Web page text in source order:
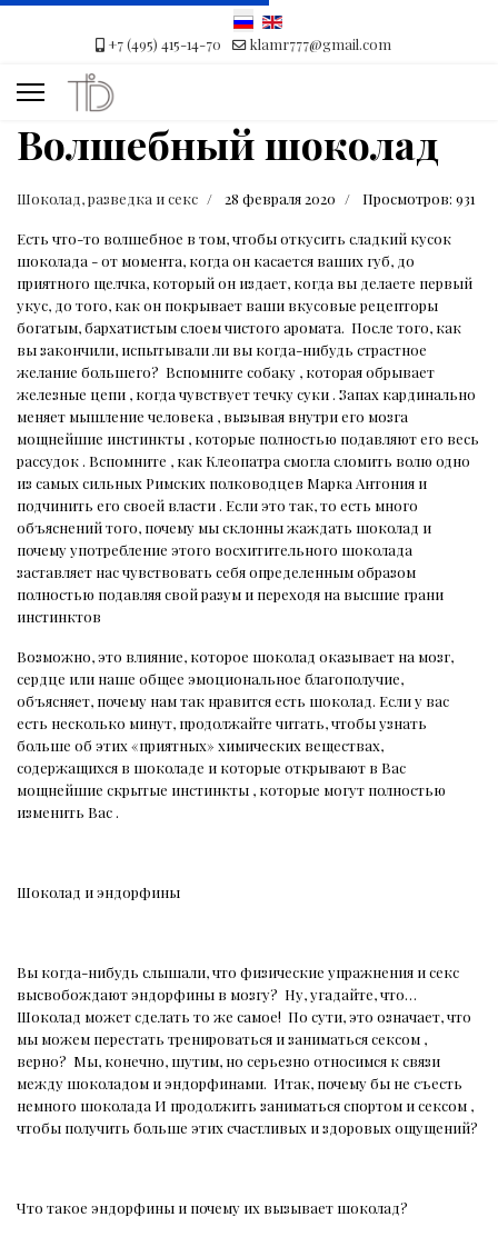
+7 (495) 415-14-70 klamr777@gmail.com
Волшебный шоколад
Шоколад, разведка и секс 28 февраля 2020 Просмотров: 931
Есть что-то волшебное в том, чтобы откусить сладкий кусок
шоколада - от момента, когда он касается ваших губ, до
приятного щелчка, который он издает, когда вы делаете первый
укус, до того, как он покрывает ваши вкусовые рецепторы
богатым, бархатистым слоем чистого аромата. После того, как
вы закончили, испытывали ли вы когда-нибудь страстное
желание большего? Вспомните собаку , которая обрывает
железные цепи , когда чувствует течку суки . Запах кардинально
меняет мышление человека , вызывая внутри его мозга
мощнейшие инстинкты , которые полностью подавляют его весь
рассудок . Вспомните , как Клеопатра смогла сломить волю одно
из самых сильных Римских полководцев Марка Антония и
подчинить его своей власти . Если это так, то есть много
объяснений того, почему мы склонны жаждать шоколад и
почему употребление этого восхитительного шоколада
заставляет нас чувствовать себя определенным образом
полностью подавляя свой разум и переходя на высшие грани
инстинктов
Возможно, это влияние, которое шоколад оказывает на мозг,
сердце или наше общее эмоциональное благополучие,
объясняет, почему нам так нравится есть шоколад. Если у вас
есть несколько минут, продолжайте читать, чтобы узнать
больше об этих «приятных» химических веществах,
содержащихся в шоколаде и которые открывают в Вас
мощнейшие скрытые инстинкты , которые могут полностью
изменить Вас .
Шоколад и эндорфины
Вы когда-нибудь слышали, что физические упражнения и секс
высвобождают эндорфины в мозгу? Ну, угадайте, что…
Шоколад может сделать то же самое! По сути, это означает, что
мы можем перестать тренироваться и заниматься сексом ,
верно? Мы, конечно, шутим, но серьезно относимся к связи
между шоколадом и эндорфинами. Итак, почему бы не съесть
немного шоколада И продолжить заниматься спортом и сексом ,
чтобы получить больше этих счастливых и здоровых ощущений?
Что такое эндорфины и почему их вызывает шоколад?